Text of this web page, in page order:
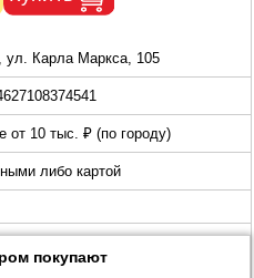
ул. Карла Маркса, 105
от 10 тыс. ₽ (по городу)
либо картой
покупают